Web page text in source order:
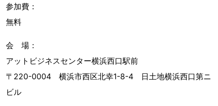
参加費：
無料
会 場：
アットビジネスセンター横浜西口駅前
〒220-0004 横浜市西区北幸1-8-4 日土地横浜西口第ニ
ビル